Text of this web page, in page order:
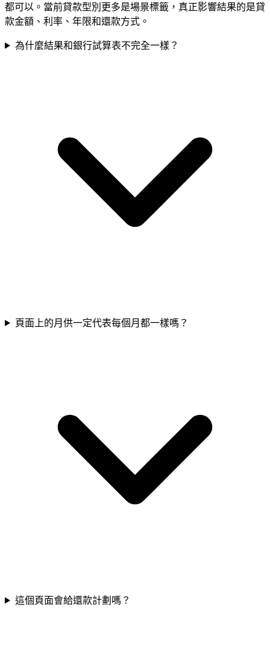
都可以。當前貸款型別更多是場景標籤，真正影響結果的是貸
款金額、利率、年限和還款方式。
為什麼結果和銀行試算表不完全一樣？
頁面上的月供一定代表每個月都一樣嗎？
這個頁面會給還款計劃嗎？